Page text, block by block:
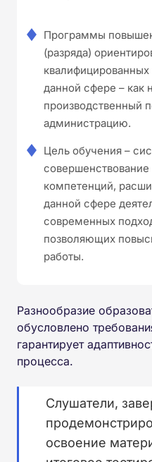
Программы
(разряда)
квалифицированных
данной сфере – как
производственный
администрацию.
Цель обучения –
совершенствование
компетенций,
данной сфере
современных
позволяющих
работы.
Разнообразие
обусловлено
гарантирует
процесса.
Слушатели,
освоение